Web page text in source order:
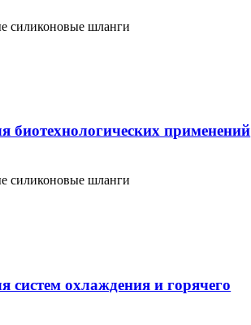
силиконовые шланги
применений
силиконовые шланги
охлаждения и горячего